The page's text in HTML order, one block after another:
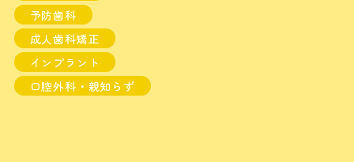
予防歯科
成人歯科矯正
インプラント
口腔外科・親知らず